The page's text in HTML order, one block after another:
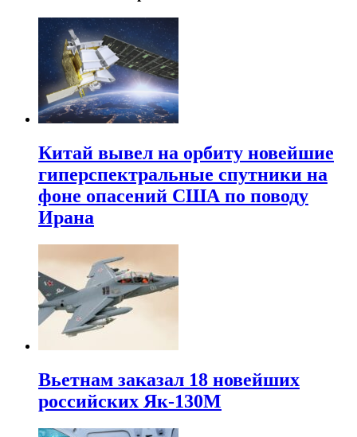
Китай вывел на орбиту новейшие
гиперспектральные спутники на
фоне опасений США по поводу
Ирана
Вьетнам заказал 18 новейших
российских Як-130М